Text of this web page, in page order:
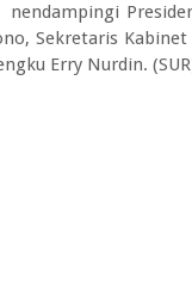
Sekretaris
Erry Nurdin.